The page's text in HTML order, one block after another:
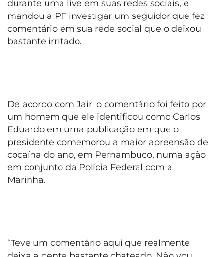
durante uma live em suas redes sociais, e
mandou a PF investigar um seguidor que fez
comentário em sua rede social que o deixou
bastante irritado.
De acordo com Jair, o comentário foi feito por
um homem que ele identificou como Carlos
Eduardo em uma publicação em que o
presidente comemorou a maior apreensão de
cocaína do ano, em Pernambuco, numa ação
em conjunto da Polícia Federal com a
Marinha.
“Teve um comentário aqui que realmente